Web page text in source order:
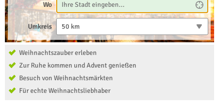
Wo
Umkreis 50 km
Weihnachtszauber erleben
Zur Ruhe kommen und Advent genießen
Besuch von Weihnachtsmärkten
Für echte Weihnachtsliebhaber